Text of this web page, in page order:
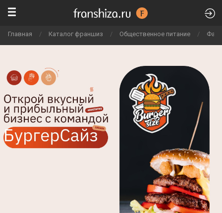
Главная / Каталог франшиз / Общественное питание /